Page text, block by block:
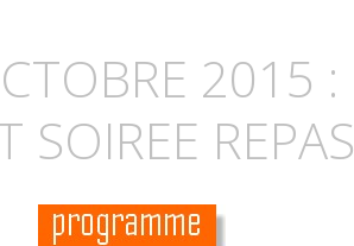
2015 :
SOIREE REPAS